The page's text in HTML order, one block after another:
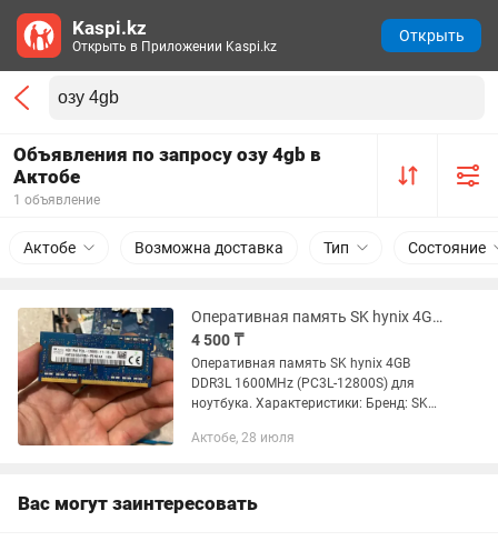
Объявления по запросу озу 4gb в
Актобе
1 объявление
Актобе Возможна доставка Тип Состояние
Оперативная память SK hynix 4GB DDR3L 1600MHz (PC3L-12800S) для ноутбука.
4 500 ₸
Оперативная память SK hynix 4GB
DDR3L 1600MHz (PC3L-12800S) для
ноутбука. Характеристики: Бренд: SK
SO-DIMM Частота: 1600 МГц (PC3L-
Актобе, 28 июля
Вас могут заинтересовать
Kaspi.kz
Открыть в Приложении Kaspi.kz
Открыть